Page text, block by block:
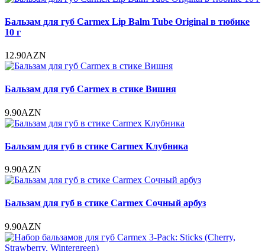
Бальзам для губ Carmex Lip Balm Tube Original в тюбике
10 г
12.90AZN
Бальзам для губ Carmex в стике Вишня
9.90AZN
Бальзам для губ в стике Carmex Клубника
9.90AZN
Бальзам для губ в стике Carmex Сочный арбуз
9.90AZN